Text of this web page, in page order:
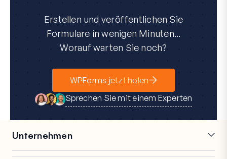
Erstellen und veröffentlichen Sie
Formulare in wenigen Minuten...
Worauf warten Sie noch?
WPForms jetzt holen
Sprechen Sie mit einem Experten
Unternehmen
Karriere
Partner